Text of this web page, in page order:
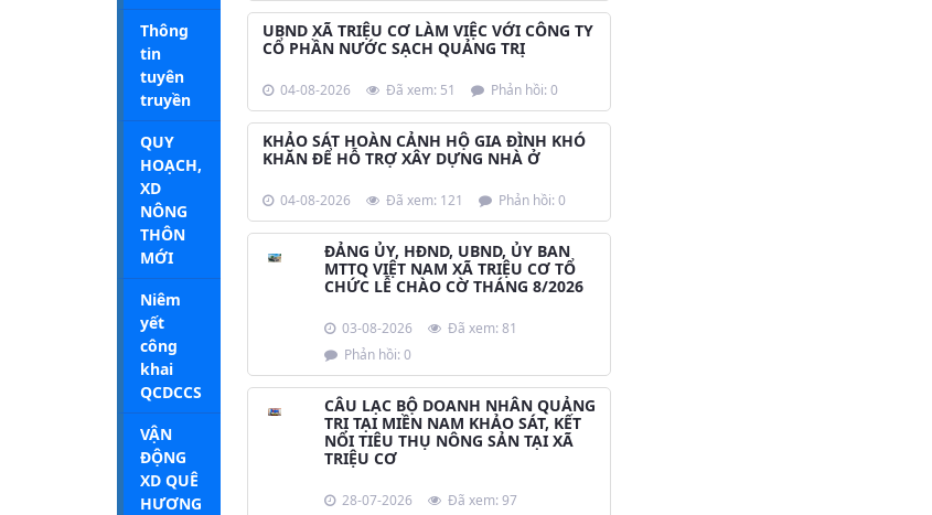
Thông
tin
tuyên
truyền
QUY
HOẠCH,
XD
NÔNG
THÔN
MỚI
Niêm
yết
công
khai
QCDCCS
VẬN
ĐỘNG
XD QUÊ
HƯƠNG
UBND XÃ TRIỆU CƠ LÀM VIỆC VỚI CÔNG TY
CỔ PHẦN NƯỚC SẠCH QUẢNG TRỊ
04-08-2026 Đã xem: 51 Phản hồi: 0
KHẢO SÁT HOÀN CẢNH HỘ GIA ĐÌNH KHÓ
KHĂN ĐỂ HỖ TRỢ XÂY DỰNG NHÀ Ở
04-08-2026 Đã xem: 121 Phản hồi: 0
ĐẢNG ỦY, HĐND, UBND, ỦY BAN
MTTQ VIỆT NAM XÃ TRIỆU CƠ TỔ
CHỨC LỄ CHÀO CỜ THÁNG 8/2026
03-08-2026
Đã xem: 81
Phản hồi: 0
CÂU LẠC BỘ DOANH NHÂN QUẢNG
TRỊ TẠI MIỀN NAM KHẢO SÁT, KẾT
NỐI TIÊU THỤ NÔNG SẢN TẠI XÃ
TRIỆU CƠ
28-07-2026
Đã xem: 97